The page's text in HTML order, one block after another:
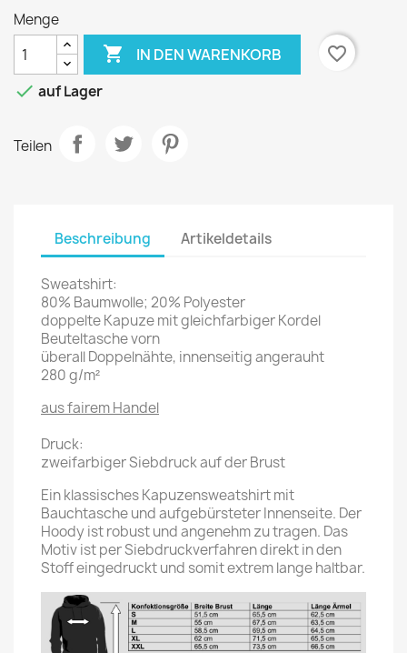
Menge
 IN DEN WARENKORB
favorite_border
 auf Lager
Teilen
Beschreibung Artikeldetails
Sweatshirt:
80% Baumwolle; 20% Polyester
doppelte Kapuze mit gleichfarbiger Kordel
Beuteltasche vorn
überall Doppelnähte, innenseitig angerauht
280 g/m²
aus fairem Handel
Druck:
zweifarbiger Siebdruck auf der Brust
Ein klassisches Kapuzensweatshirt mit
Bauchtasche und aufgebürsteter Innenseite. Der
Hoody ist robust und angenehm zu tragen. Das
Motiv ist per Siebdruckverfahren direkt in den
Stoff eingedruckt und somit extrem lange haltbar.